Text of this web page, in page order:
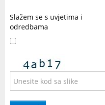
Slažem se s uvjetima i
odredbama